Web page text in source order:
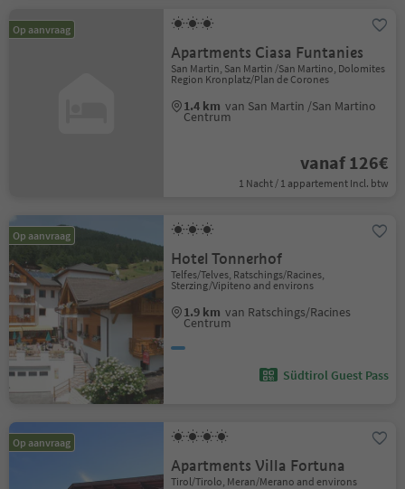
Op aanvraag
Apartments Ciasa Funtanies
San Martin, San Martin /San Martino, Dolomites
Region Kronplatz/Plan de Corones
1.4 km van San Martin /San Martino
Centrum
vanaf 126€
1 Nacht / 1 appartement Incl. btw
Op aanvraag
Hotel Tonnerhof
Telfes/Telves, Ratschings/Racines,
Sterzing/Vipiteno and environs
1.9 km van Ratschings/Racines
Centrum
Südtirol Guest Pass
Op aanvraag
Apartments Villa Fortuna
Tirol/Tirolo, Meran/Merano and environs